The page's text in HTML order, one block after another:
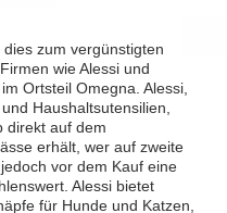
zum vergünstigten
wie Alessi und
Ortsteil Omegna. Alessi,
Haushaltsutensilien,
direkt auf dem
erhält, wer auf zweite
vor dem Kauf eine
Alessi bietet
für Hunde und Katzen,